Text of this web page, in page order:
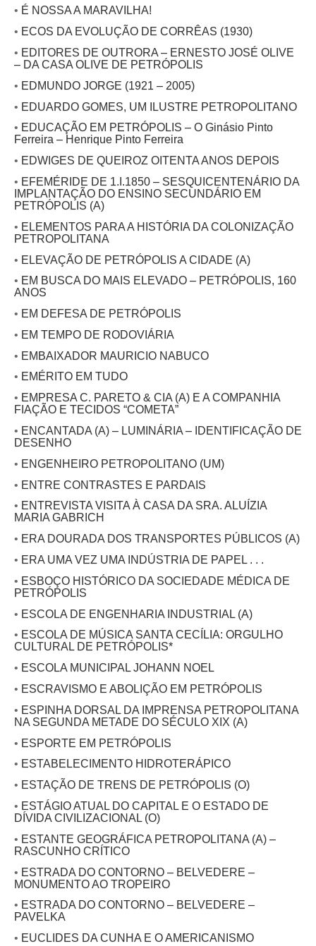
• É NOSSA A MARAVILHA!
• ECOS DA EVOLUÇÃO DE CORRÊAS (1930)
• EDITORES DE OUTRORA – ERNESTO JOSÉ OLIVE
– DA CASA OLIVE DE PETRÓPOLIS
• EDMUNDO JORGE (1921 – 2005)
• EDUARDO GOMES, UM ILUSTRE PETROPOLITANO
• EDUCAÇÃO EM PETRÓPOLIS – O Ginásio Pinto
Ferreira – Henrique Pinto Ferreira
• EDWIGES DE QUEIROZ OITENTA ANOS DEPOIS
• EFEMÉRIDE DE 1.I.1850 – SESQUICENTENÁRIO DA
IMPLANTAÇÃO DO ENSINO SECUNDÁRIO EM
PETRÓPOLIS (A)
• ELEMENTOS PARA A HISTÓRIA DA COLONIZAÇÃO
PETROPOLITANA
• ELEVAÇÃO DE PETRÓPOLIS A CIDADE (A)
• EM BUSCA DO MAIS ELEVADO – PETRÓPOLIS, 160
ANOS
• EM DEFESA DE PETRÓPOLIS
• EM TEMPO DE RODOVIÁRIA
• EMBAIXADOR MAURICIO NABUCO
• EMÉRITO EM TUDO
• EMPRESA C. PARETO & CIA (A) E A COMPANHIA
FIAÇÃO E TECIDOS “COMETA”
• ENCANTADA (A) – LUMINÁRIA – IDENTIFICAÇÃO DE
DESENHO
• ENGENHEIRO PETROPOLITANO (UM)
• ENTRE CONTRASTES E PARDAIS
• ENTREVISTA VISITA À CASA DA SRA. ALUÍZIA
MARIA GABRICH
• ERA DOURADA DOS TRANSPORTES PÚBLICOS (A)
• ERA UMA VEZ UMA INDÚSTRIA DE PAPEL . . .
• ESBOÇO HISTÓRICO DA SOCIEDADE MÉDICA DE
PETRÓPOLIS
• ESCOLA DE ENGENHARIA INDUSTRIAL (A)
• ESCOLA DE MÚSICA SANTA CECÍLIA: ORGULHO
CULTURAL DE PETRÓPOLIS*
• ESCOLA MUNICIPAL JOHANN NOEL
• ESCRAVISMO E ABOLIÇÃO EM PETRÓPOLIS
• ESPINHA DORSAL DA IMPRENSA PETROPOLITANA
NA SEGUNDA METADE DO SÉCULO XIX (A)
• ESPORTE EM PETRÓPOLIS
• ESTABELECIMENTO HIDROTERÁPICO
• ESTAÇÃO DE TRENS DE PETRÓPOLIS (O)
• ESTÁGIO ATUAL DO CAPITAL E O ESTADO DE
DÍVIDA CIVILIZACIONAL (O)
• ESTANTE GEOGRÁFICA PETROPOLITANA (A) –
RASCUNHO CRÍTICO
• ESTRADA DO CONTORNO – BELVEDERE –
MONUMENTO AO TROPEIRO
• ESTRADA DO CONTORNO – BELVEDERE –
PAVELKA
• EUCLIDES DA CUNHA E O AMERICANISMO